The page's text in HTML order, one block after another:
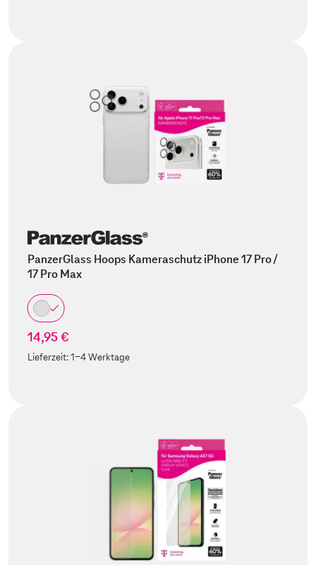
PanzerGlass Hoops Kameraschutz iPhone 17 Pro /
17 Pro Max
14,95 €
Lieferzeit:1-4 Werktage